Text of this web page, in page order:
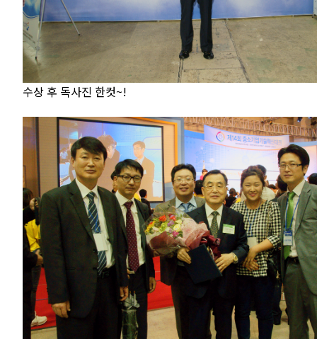
수상 후 독사진 한컷~!